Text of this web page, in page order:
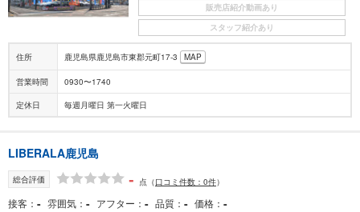
販売店紹介動画あり
スタッフ紹介あり
住所 鹿児島県鹿児島市東郡元町17-3 MAP
営業時間 0930〜1740
定休日 毎週月曜日 第一火曜日
LIBERALA鹿児島
総合評価 - 点 （口コミ件数：0件）
接客 - 雰囲気 - アフター - 品質 - 価格 -